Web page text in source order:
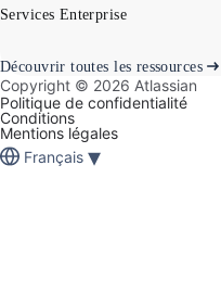
Services Enterprise
Découvrir toutes les ressources
Copyright © 2026 Atlassian
Politique de confidentialité
Conditions
Mentions légales
Français ▾